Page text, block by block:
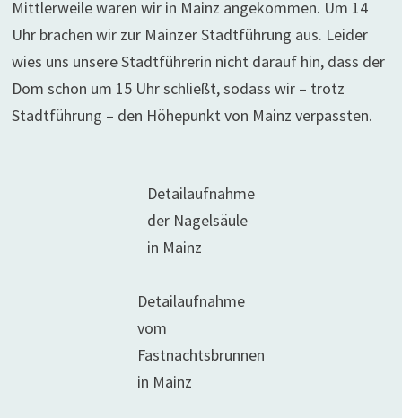
Mittlerweile waren wir in Mainz angekommen. Um 14
Uhr brachen wir zur Mainzer Stadtführung aus. Leider
wies uns unsere Stadtführerin nicht darauf hin, dass der
Dom schon um 15 Uhr schließt, sodass wir – trotz
Stadtführung – den Höhepunkt von Mainz verpassten.
Detailaufnahme
der Nagelsäule
in Mainz
Detailaufnahme
vom
Fastnachtsbrunnen
in Mainz